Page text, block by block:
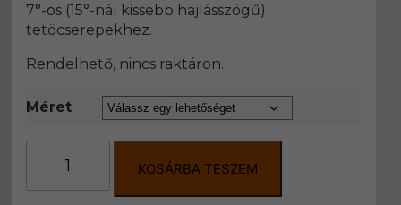
7°-os (15°-nál kissebb hajlásszögű)
tetöcserepekhez.
Rendelhető, nincs raktáron.
Méret
füstgázkivezető-
egység
KOSÁRBA TESZEM